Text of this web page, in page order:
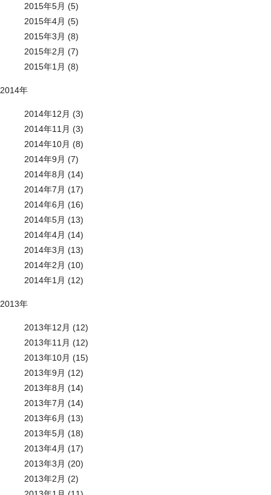
2015年5月 (5)
2015年4月 (5)
2015年3月 (8)
2015年2月 (7)
2015年1月 (8)
2014年
2014年12月 (3)
2014年11月 (3)
2014年10月 (8)
2014年9月 (7)
2014年8月 (14)
2014年7月 (17)
2014年6月 (16)
2014年5月 (13)
2014年4月 (14)
2014年3月 (13)
2014年2月 (10)
2014年1月 (12)
2013年
2013年12月 (12)
2013年11月 (12)
2013年10月 (15)
2013年9月 (12)
2013年8月 (14)
2013年7月 (14)
2013年6月 (13)
2013年5月 (18)
2013年4月 (17)
2013年3月 (20)
2013年2月 (2)